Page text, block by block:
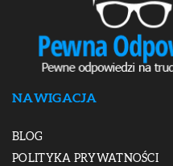
NAWIGACJA
BLOG
POLITYKA PRYWATNOŚCI